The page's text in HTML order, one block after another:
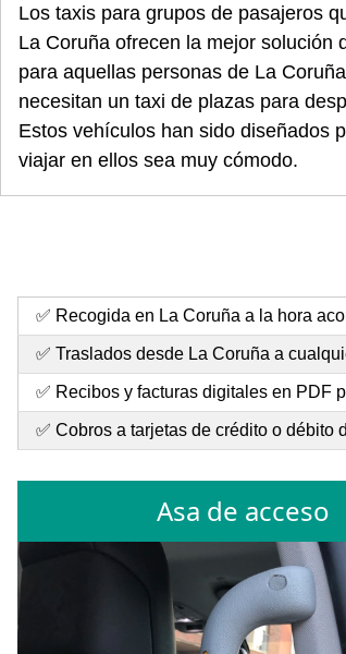
Los taxis para grupos de pasajeros
La Coruña ofrecen la mejor solución
para aquellas personas de La
necesitan un taxi de plazas para
Estos vehículos han sido diseñados
viajar en ellos sea muy cómodo.
✅ Recogida en La Coruña a la hora
✅ Traslados desde La Coruña a
✅ Recibos y facturas digitales en PDF
✅ Cobros a tarjetas de crédito o débito
Asa de acceso